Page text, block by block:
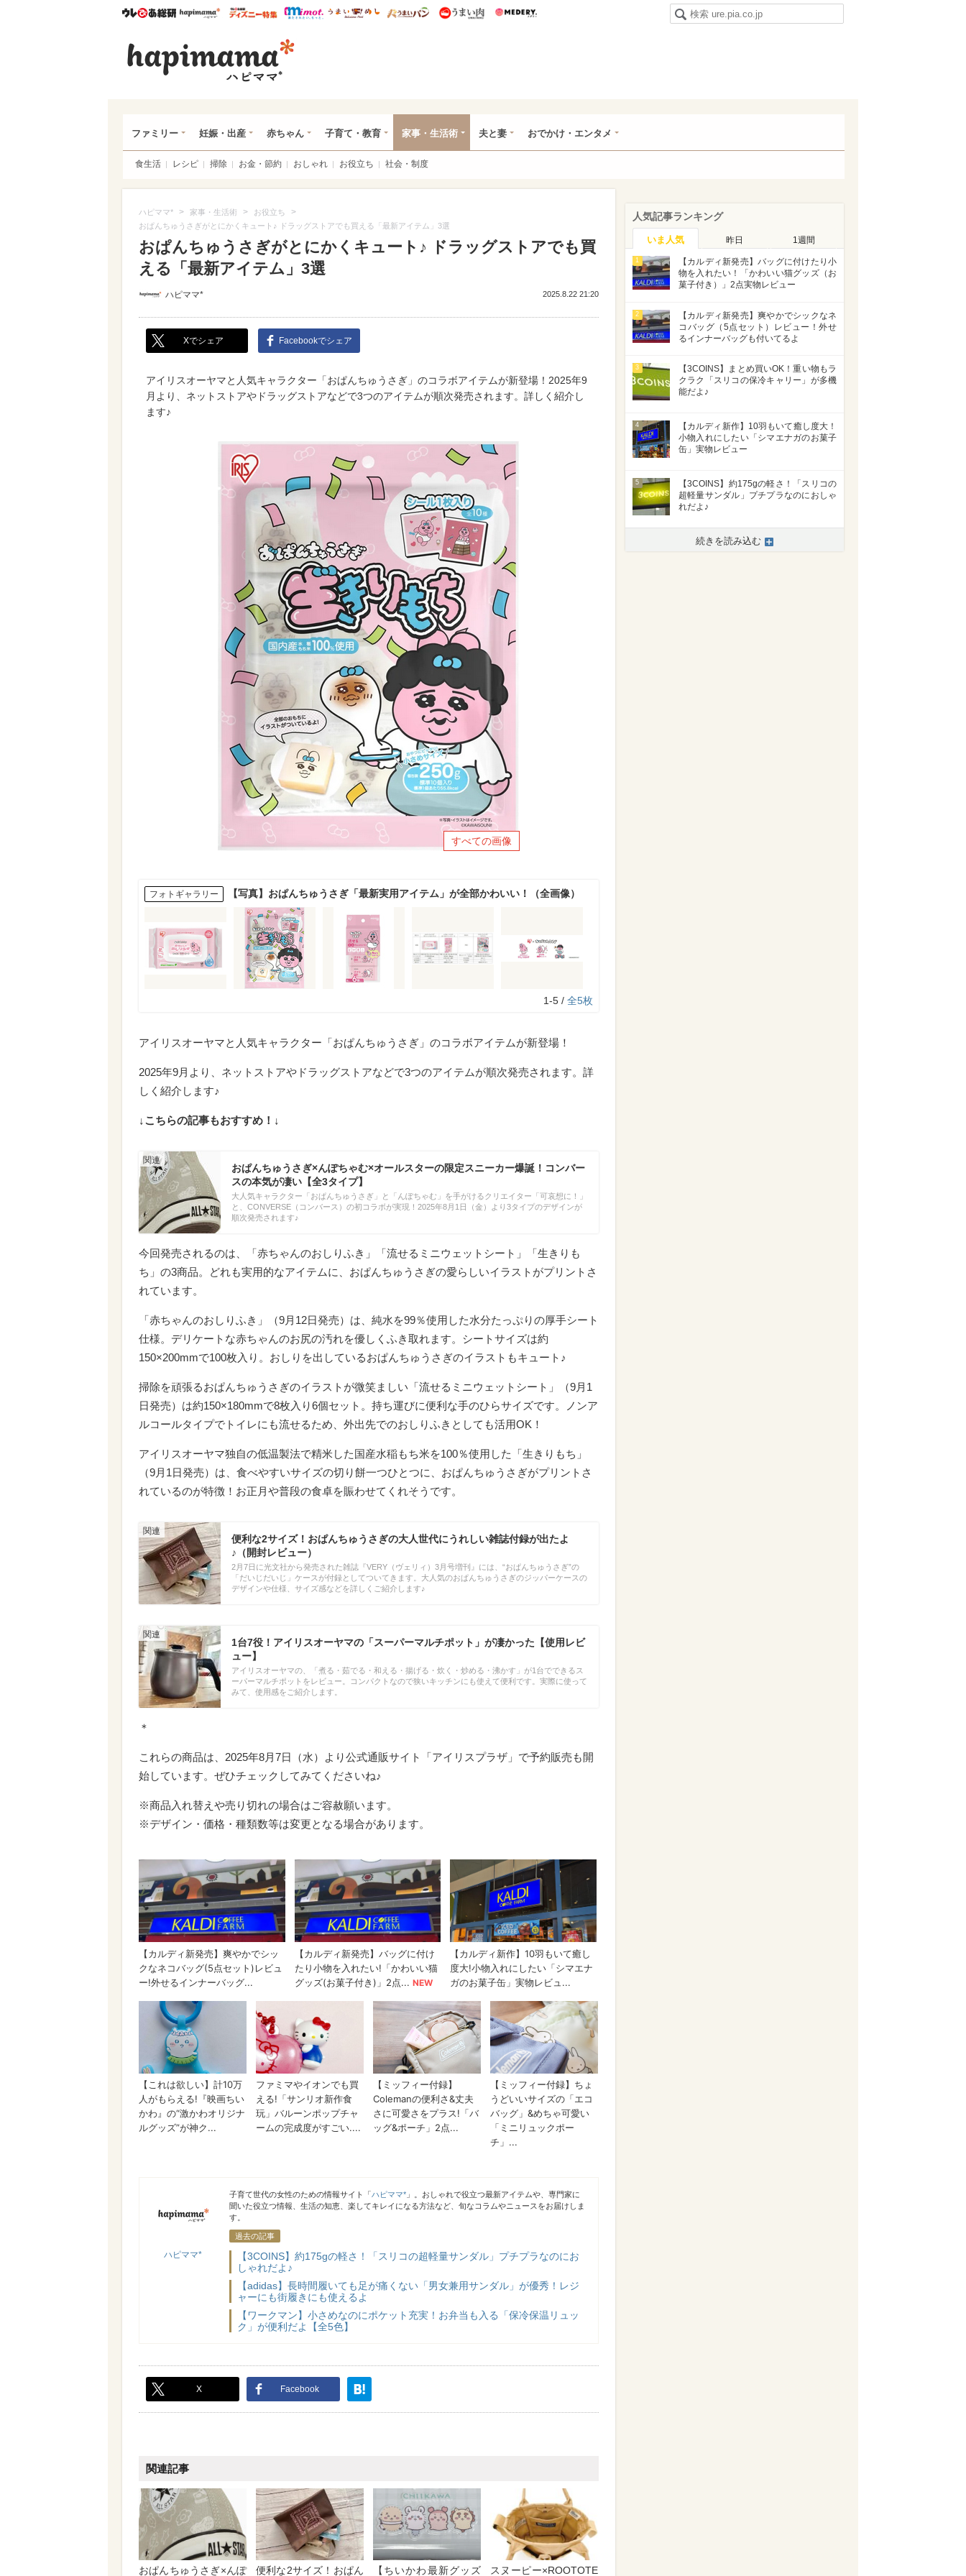
ウレぴあ総研ハピママ* ウレぴあ総研 ディズニー特集
mimot. うまいめし うまいパン うまい肉
ファミリー 妊娠・出産 赤ちゃん 子育て・教育 家事・生活術 夫と妻 おでかけ・エンタメ
食生活 レシピ 掃除 お金・節約 おしゃれ お役立ち 社会・制度
ハピママ* > 家事・生活術 > お役立ち >
おぱんちゅうさぎがとにかくキュート♪ ドラッグストアでも買える「最新アイテム」3選
おぱんちゅうさぎがとにかくキュート♪ ドラッグストアでも買
える「最新アイテム」3選
ハピママ* 2025.8.22 21:20
Xでシェア Facebookでシェア
アイリスオーヤマと人気キャラクター「おぱんちゅうさぎ」のコラボアイテムが新登場！2025年9
月より、ネットストアやドラッグストアなどで3つのアイテムが順次発売されます。詳しく紹介し
ます♪
すべての画像
フォトギャラリー 【写真】おぱんちゅうさぎ「最新実用アイテム」が全部かわいい！（全画像）
1-5 / 全5枚
アイリスオーヤマと人気キャラクター「おぱんちゅうさぎ」のコラボアイテムが新登場！
2025年9月より、ネットストアやドラッグストアなどで3つのアイテムが順次発売されます。詳
しく紹介します♪
↓こちらの記事もおすすめ！↓
おぱんちゅうさぎ×んぽちゃむ×オールスターの限定スニーカー爆誕！コンバー
スの本気が凄い【全3タイプ】
大人気キャラクター「おぱんちゅうさぎ」と「んぽちゃむ」を手がけるクリエイター「可哀想に！」
と、CONVERSE（コンバース）の初コラボが実現！2025年8月1日（金）より3タイプのデザインが
順次発売されます♪
今回発売されるのは、「赤ちゃんのおしりふき」「流せるミニウェットシート」「生きりも
ち」の3商品。どれも実用的なアイテムに、おぱんちゅうさぎの愛らしいイラストがプリントさ
れています。
「赤ちゃんのおしりふき」（9月12日発売）は、純水を99％使用した水分たっぷりの厚手シート
仕様。デリケートな赤ちゃんのお尻の汚れを優しくふき取れます。シートサイズは約
150×200mmで100枚入り。おしりを出しているおぱんちゅうさぎのイラストもキュート♪
掃除を頑張るおぱんちゅうさぎのイラストが微笑ましい「流せるミニウェットシート」（9月1
日発売）は約150×180mmで8枚入り6個セット。持ち運びに便利な手のひらサイズです。ノンア
ルコールタイプでトイレにも流せるため、外出先でのおしりふきとしても活用OK！
アイリスオーヤマ独自の低温製法で精米した国産水稲もち米を100％使用した「生きりもち」
（9月1日発売）は、食べやすいサイズの切り餅一つひとつに、おぱんちゅうさぎがプリントさ
れているのが特徴！お正月や普段の食卓を賑わせてくれそうです。
便利な2サイズ！おぱんちゅうさぎの大人世代にうれしい雑誌付録が出たよ
♪（開封レビュー）
2月7日に光文社から発売された雑誌『VERY（ヴェリィ）3月号増刊』には、“おぱんちゅうさぎ”の
「だいじだいじ」ケースが付録としてついてきます。大人気のおぱんちゅうさぎのジッパーケースの
デザインや仕様、サイズ感などを詳しくご紹介します♪
1台7役！アイリスオーヤマの「スーパーマルチポット」が凄かった【使用レビ
ュー】
アイリスオーヤマの、「煮る・茹でる・和える・揚げる・炊く・炒める・沸かす」が1台でできるス
ーパーマルチポットをレビュー。コンパクトなので狭いキッチンにも使えて便利です。実際に使って
みて、使用感をご紹介します。
＊
これらの商品は、2025年8月7日（水）より公式通販サイト「アイリスプラザ」で予約販売も開
始しています。ぜひチェックしてみてくださいね♪
※商品入れ替えや売り切れの場合はご容赦願います。
※デザイン・価格・種類数等は変更となる場合があります。
ハピママ*
ハピママ*
子育て世代の女性のための情報サイト「 ハピママ* 」。おしゃれで役立つ最新アイテムや、専門家に
聞いた役立つ情報、生活の知恵、楽してキレイになる方法など、旬なコラムやニュースをお届けしま
す。
過去の記事
【3COINS】約175gの軽さ！「スリコの超軽量サンダル」プチプラなのにお
しゃれだよ♪
【adidas】長時間履いても足が痛くない「男女兼用サンダル」が優秀！レジ
ャーにも街履きにも使えるよ
【ワークマン】小さめなのにポケット充実！お弁当も入る「保冷保温リュッ
ク」が便利だよ【全5色】
X Facebook
関連記事
おぱんちゅうさぎ×んぽ 便利な2サイズ！おぱん 【ちいかわ最新グッズ スヌーピー×ROOTOTE
人気記事ランキング
いま人気 昨日 1週間
1
【カルディ新発売】バッグに付けたり小
物を入れたい！「かわいい猫グッズ（お
菓子付き）」2点実物レビュー
2
【カルディ新発売】爽やかでシックなネ
コバッグ（5点セット）レビュー！外せ
るインナーバッグも付いてるよ
3
【3COINS】まとめ買いOK！重い物もラ
クラク「スリコの保冷キャリー」が多機
能だよ♪
4
【カルディ新作】10羽もいて癒し度大！
小物入れにしたい「シマエナガのお菓子
缶」実物レビュー
5
【3COINS】約175gの軽さ！「スリコの
超軽量サンダル」プチプラなのにおしゃ
れだよ♪
続きを読み込む